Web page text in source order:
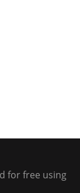
for free using